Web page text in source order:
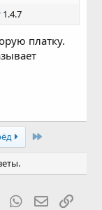
1.4.7
платку.
Last
TumblrWhatsApp